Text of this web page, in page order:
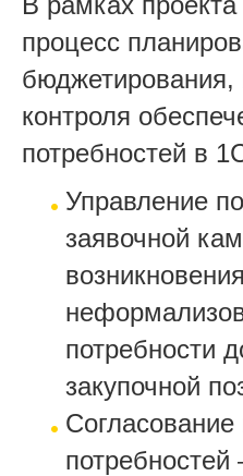
процесс
бюджетирования,
контроля
потребностей в
Управление
заявочной
возникновения
потребности
закупочной